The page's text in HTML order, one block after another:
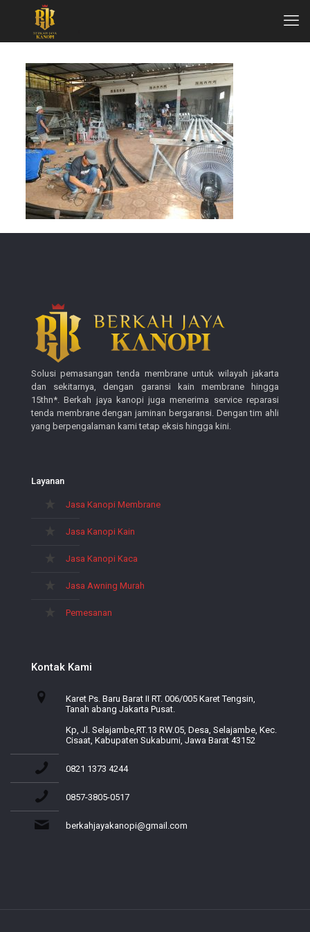
Solusi pemasangan tenda membrane untuk wilayah jakarta
dan sekitarnya, dengan garansi kain membrane hingga
15thn*. Berkah jaya kanopi juga menerima service reparasi
tenda membrane dengan jaminan bergaransi. Dengan tim ahli
yang berpengalaman kami tetap eksis hingga kini.
Layanan
Jasa Kanopi Membrane
Jasa Kanopi Kain
Jasa Kanopi Kaca
Jasa Awning Murah
Pemesanan
Kontak Kami
Karet Ps. Baru Barat II RT. 006/005 Karet Tengsin,
Tanah abang Jakarta Pusat.
Kp, Jl. Selajambe,RT.13 RW.05, Desa, Selajambe, Kec.
Cisaat, Kabupaten Sukabumi, Jawa Barat 43152
0821 1373 4244
0857-3805-0517
berkahjayakanopi@gmail.com